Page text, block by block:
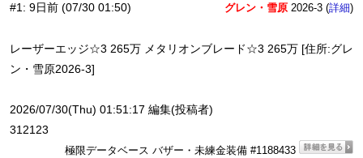
#1: 9日前 (07/30 01:50) グレン・雪原 2026-3 (詳細)
レーザーエッジ☆3 265万 メタリオンブレード☆3 265万 [住所:グレ
ン・雪原2026-3]
2026/07/30(Thu) 01:51:17 編集(投稿者)
312123
極限データベース バザー・未練金装備 #1188433